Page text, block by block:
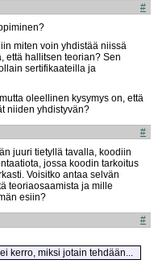
#
miten voin yhdistää niissä
että hallitsen teorian? Sen
sertifikaateilla ja
oleellinen kysymys on, että
niiden yhdistyvän?
#
juuri tietyllä tavalla, koodiin
jossa koodin tarkoitus
Voisitko antaa selvän
teoriaosaamista ja mille
esiin?
#
kerro, miksi jotain tehdään...